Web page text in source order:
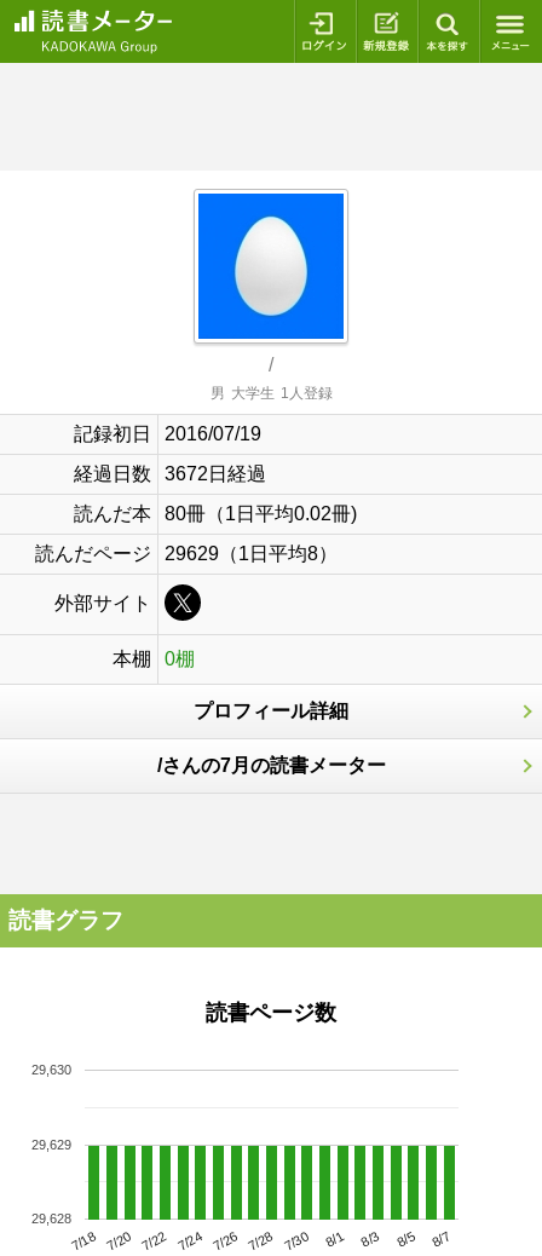
ログイン 新規登録
/
男 大学生 1人登録
記録初日
2016/07/19
経過日数
3672日経過
読んだ本
80冊（1日平均0.02冊)
読んだページ
29629（1日平均8）
外部サイト
本棚 0棚
プロフィール詳細
/さんの7月の読書メーター
読書グラフ
読書ページ数
7/18 7/20 7/22 7/24 7/26 7/28 7/30 8/1 8/3 8/5 8/7
29,628
29,629
29,630